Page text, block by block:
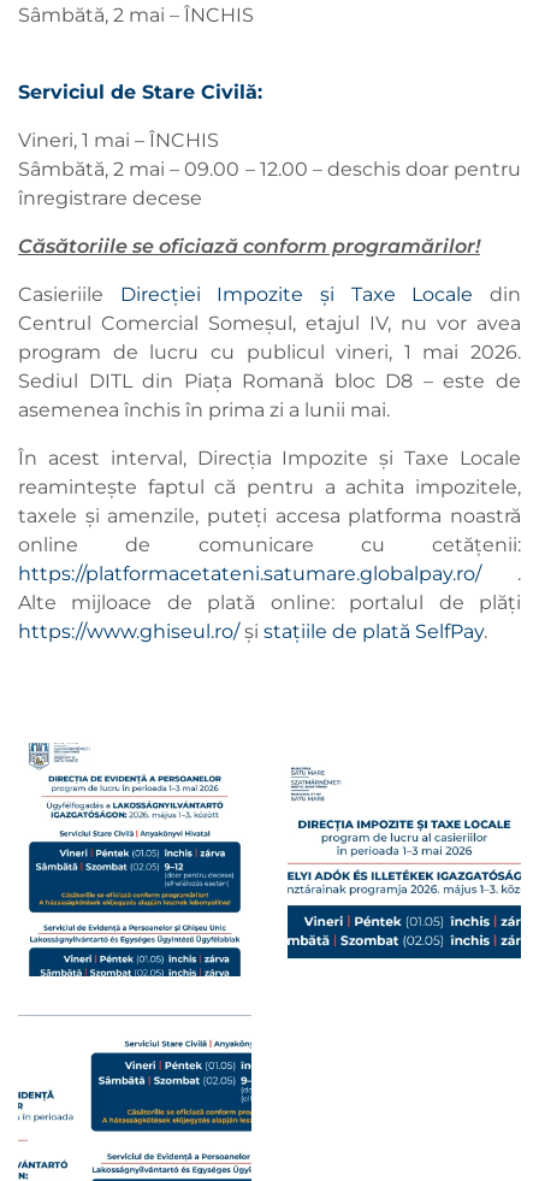
Sâmbătă, 2 mai – ÎNCHIS
Serviciul de Stare Civilă:
Vineri, 1 mai – ÎNCHIS
Sâmbătă, 2 mai – 09.00 – 12.00 – deschis doar pentru
înregistrare decese
Căsătoriile se oficiază conform programărilor!
Casieriile Direcției Impozite și Taxe Locale din
Centrul Comercial Someșul, etajul IV, nu vor avea
program de lucru cu publicul vineri, 1 mai 2026.
Sediul DITL din Piața Romană bloc D8 – este de
asemenea închis în prima zi a lunii mai.
În acest interval, Direcția Impozite și Taxe Locale
reamintește faptul că pentru a achita impozitele,
taxele și amenzile, puteți accesa platforma noastră
online de comunicare cu cetățenii:
https://platformacetateni.satumare.globalpay.ro/.
Alte mijloace de plată online: portalul de plăți
https://www.ghiseul.ro/și stațiile de plată SelfPay.